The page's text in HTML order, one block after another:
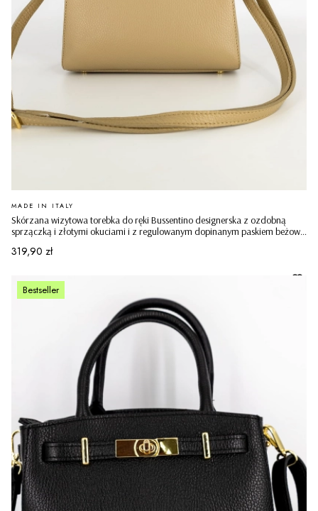
Skórzana wizytowa torebka do ręki Bussentino designerska z ozdobną
sprzączką i złotymi okuciami i z regulowanym dopinanym paskiem beżowa
PRODUCENT
MADE IN ITALY
Cena
319,90 zł
Bestseller